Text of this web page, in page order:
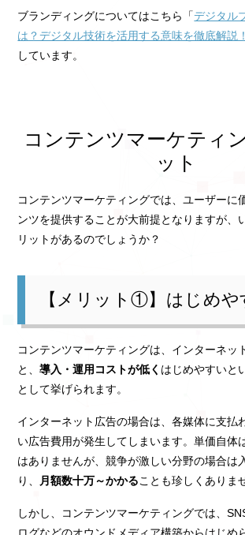
ブランディングについてはこちら「デジタル
は？デジタル技術を活用する意味を徹底解説！
しています。
コンテンツマーケティ
ット
コンテンツマーケティングでは、ユーザーに
ンツを提供することが大前提となりますが、
リットがあるのでしょうか？
【メリット①】はじめや
コンテンツマーケティングは、インターネッ
と、導入・運用コストが低く はじめやすいと
として挙げられます。
インターネット広告の場合は、各媒体に支払
い広告費用が発生してしまいます。単価自体
はありませんが、競争が激しい分野の場合は
り、
月額数十万～かかることも珍しくありま
しかし、コンテンツマーケティングでは、
ログなどのオウンドメディア構築からはじめ